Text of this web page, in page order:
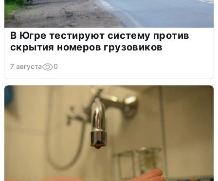
В Югре тестируют систему против
скрытия номеров грузовиков
7 августа 0